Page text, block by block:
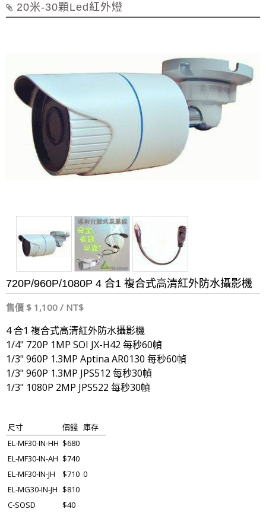
20米-30顆Led紅外燈
720P/960P/1080P 4 合1 複合式高清紅外防水攝影機
售價 $ 1,100 / NT$
4 合1 複合式高清紅外防水攝影機
1/4" 720P 1MP SOI JX-H42 每秒60幀
1/3" 960P 1.3MP Aptina AR0130 每秒60幀
1/3" 960P 1.3MP JPS512 每秒30幀
1/3" 1080P 2MP JPS522 每秒30幀
尺寸 價錢 庫存
EL-MF30-IN-HH $680
EL-MF30-IN-AH $740
EL-MF30-IN-JH
$710 0
EL-MG30-IN-JH $810
C-SOSD
$40